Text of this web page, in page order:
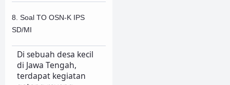
8. Soal TO OSN-K IPS
SD/MI
Di sebuah desa kecil
di Jawa Tengah,
terdapat kegiatan